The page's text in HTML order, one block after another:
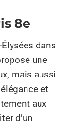
8e
dans
une
mais aussi
et
aux
d’un